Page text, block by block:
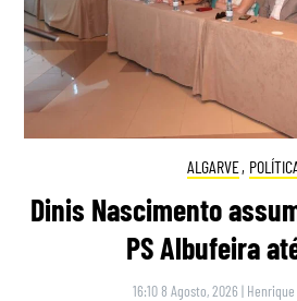
ALGARVE,
Dinis Nascimento
PS Albufeira
16:10 8 Agosto, 2026 |